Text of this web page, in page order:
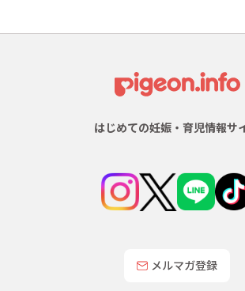
はじめての妊娠・育児情報サ
メルマガ登録